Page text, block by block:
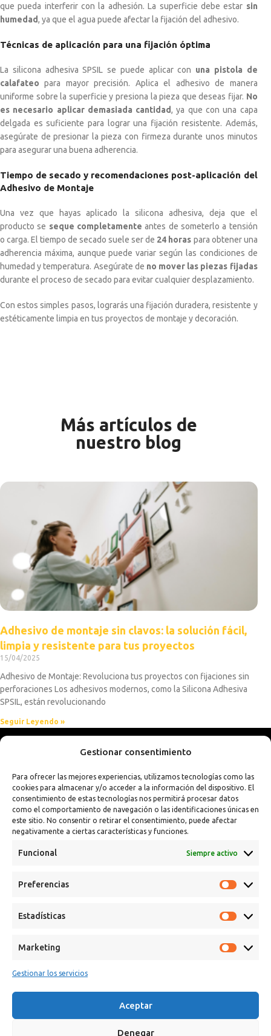
Gestionar consentimiento
Para ofrecer las mejores experiencias, utilizamos tecnologías como las
cookies para almacenar y/o acceder a la información del dispositivo. El
consentimiento de estas tecnologías nos permitirá procesar datos
como el comportamiento de navegación o las identificaciones únicas en
este sitio. No consentir o retirar el consentimiento, puede afectar
negativamente a ciertas características y funciones.
Funcional Siempre activo
Preferencias
Estadísticas
Marketing
Gestionar los servicios
Aceptar
Denegar
que pueda interferir con la adhesión. La superficie debe estar sin
humedad, ya que el agua puede afectar la fijación del adhesivo.
Técnicas de aplicación para una fijación óptima
La silicona adhesiva SPSIL se puede aplicar con una pistola de
calafateo para mayor precisión. Aplica el adhesivo de manera
uniforme sobre la superficie y presiona la pieza que deseas fijar. No
es necesario aplicar demasiada cantidad, ya que con una capa
delgada es suficiente para lograr una fijación resistente. Además,
asegúrate de presionar la pieza con firmeza durante unos minutos
para asegurar una buena adherencia.
Tiempo de secado y recomendaciones post-aplicación del
Adhesivo de Montaje
Una vez que hayas aplicado la silicona adhesiva, deja que el
producto se seque completamente antes de someterlo a tensión
o carga. El tiempo de secado suele ser de 24 horas para obtener una
adherencia máxima, aunque puede variar según las condiciones de
humedad y temperatura. Asegúrate de no mover las piezas fijadas
durante el proceso de secado para evitar cualquier desplazamiento.
Con estos simples pasos, lograrás una fijación duradera, resistente y
estéticamente limpia en tus proyectos de montaje y decoración.
Más artículos de
nuestro blog
Adhesivo de montaje sin clavos: la solución fácil,
limpia y resistente para tus proyectos
15/04/2025
Adhesivo de Montaje: Revoluciona tus proyectos con fijaciones sin
perforaciones Los adhesivos modernos, como la Silicona Adhesiva
SPSIL, están revolucionando
Seguir Leyendo »